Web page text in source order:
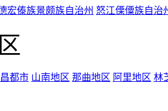
宏傣族景颇族自治州 怒江傈僳族自治
昌都市 山南地区 那曲地区 阿里地区 林